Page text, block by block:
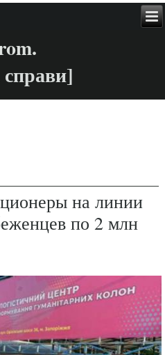
справи]
на линии
по 2 млн